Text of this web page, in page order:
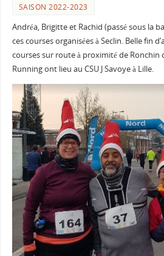
SAISON 2022-2023
Andréa, Brigitte et Rachid (passé sous la
ces courses organisées à Seclin. Belle fin
courses sur route à proximité de
Running ont lieu au CSU J Savoye à Lille.